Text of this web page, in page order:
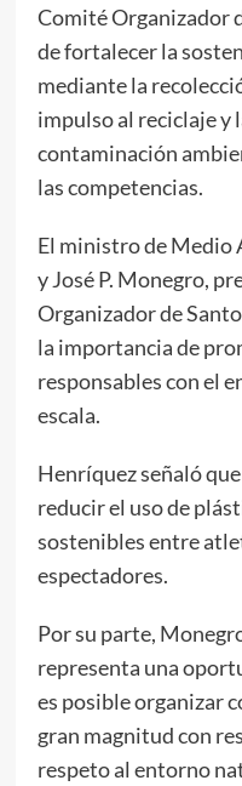
Comité Organizador
de fortalecer la
mediante la
impulso al reciclaje y
contaminación
las competencias.
El ministro de Medio
y José P. Monegro,
Organizador de
la importancia de
responsables con el
escala.
Henríquez señaló
reducir el uso de
sostenibles entre
espectadores.
Por su parte,
representa una
es posible organizar
gran magnitud con
respeto al entorno